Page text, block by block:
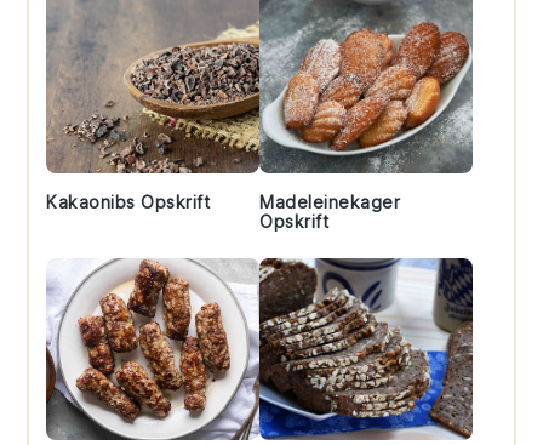
Kakaonibs Opskrift
Madeleinekager
Opskrift